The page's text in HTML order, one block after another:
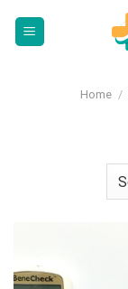
Home /